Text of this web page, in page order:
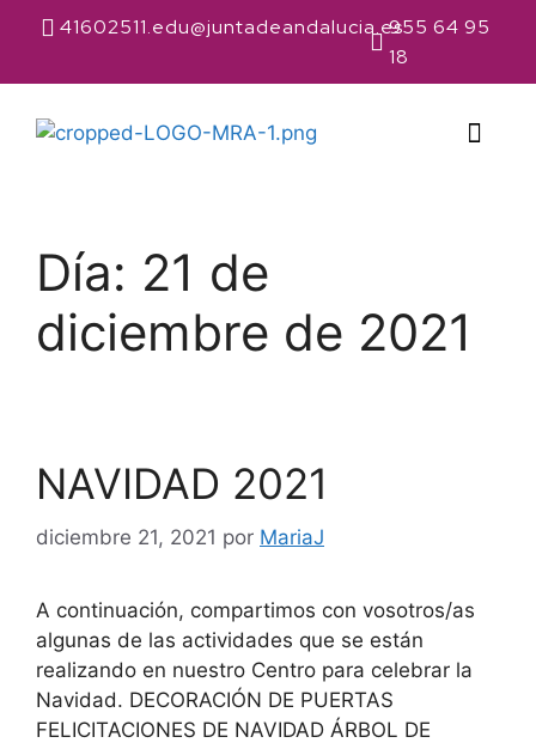
41602511.edu@juntadeandalucia.es955 64 95
18
Día: 21 de
diciembre de 2021
NAVIDAD 2021
diciembre 21, 2021 por MariaJ
A continuación, compartimos con vosotros/as
algunas de las actividades que se están
realizando en nuestro Centro para celebrar la
Navidad. DECORACIÓN DE PUERTAS
FELICITACIONES DE NAVIDAD ÁRBOL DE